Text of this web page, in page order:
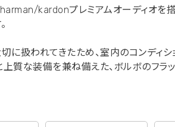
kardonプレミアムオーディオを
に扱われてきたため、室内のコンディシ
質な装備を兼ね備えた、ボルボのフラ